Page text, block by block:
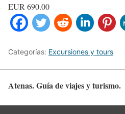
EUR 690.00
Categorías: Excursiones y tours
Atenas. Guía de viajes y turismo.